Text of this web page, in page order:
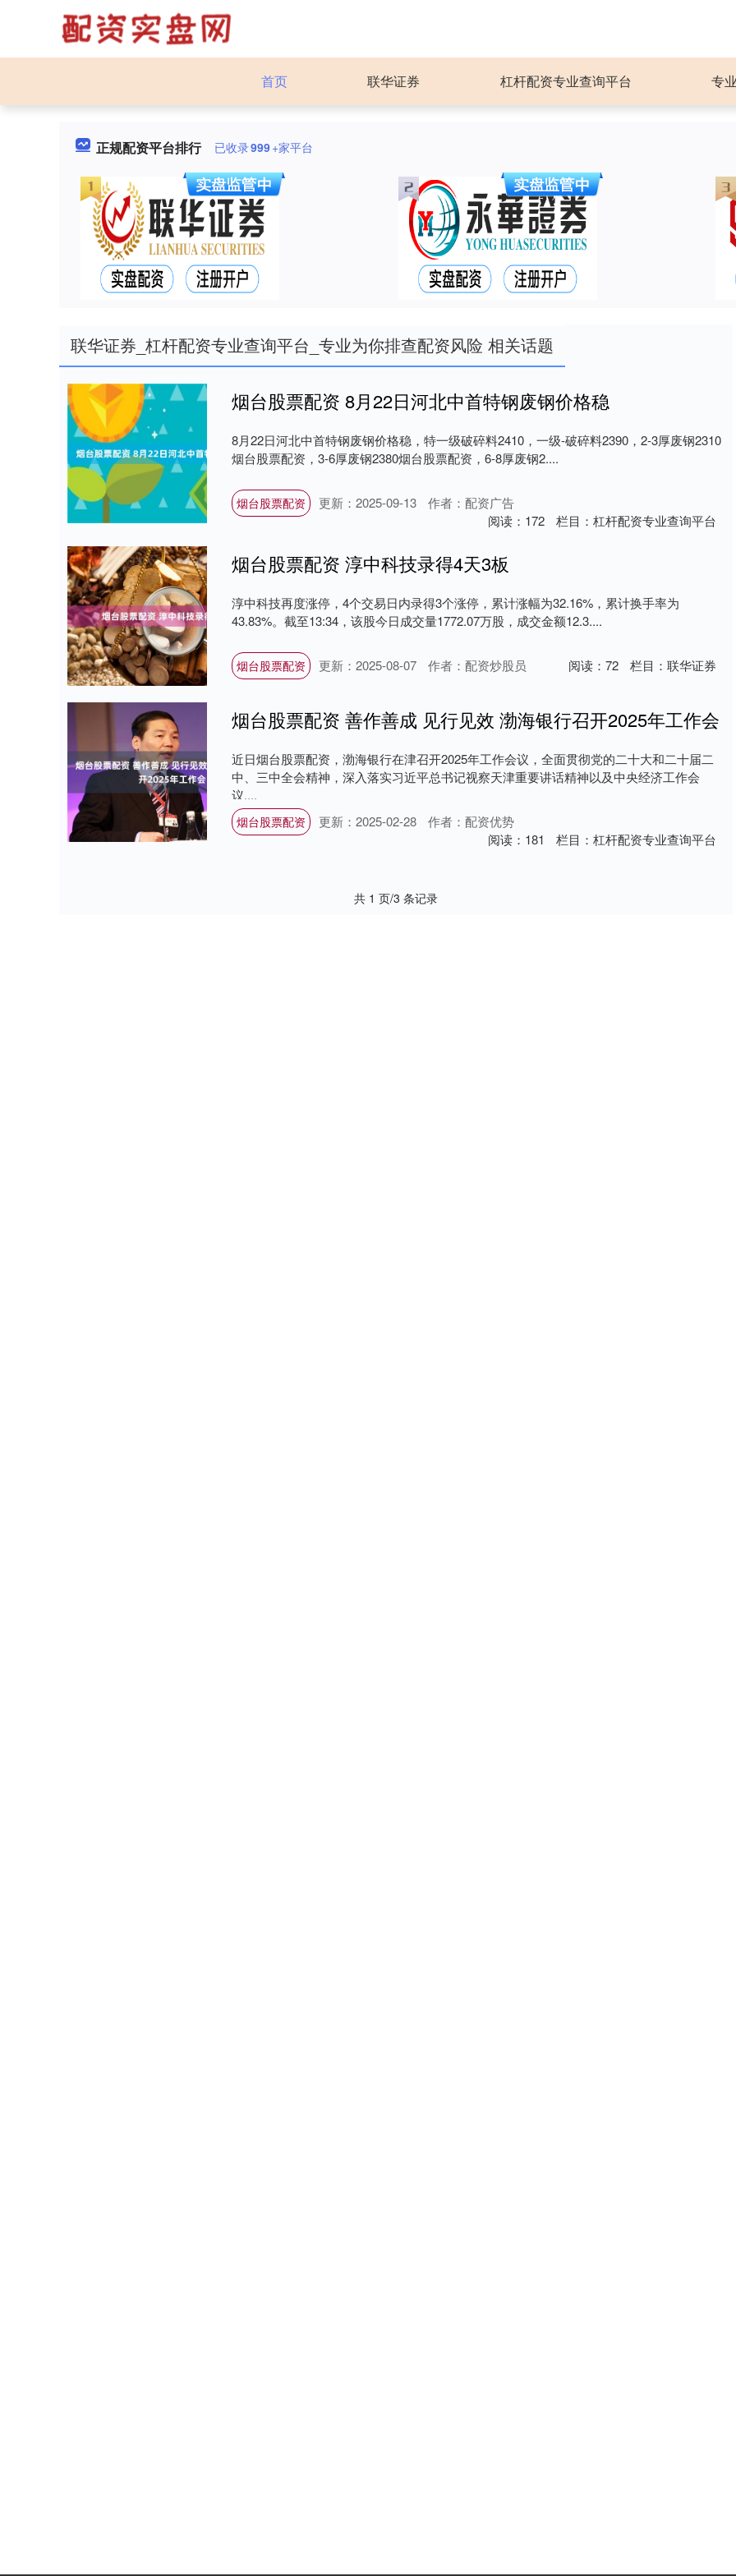
首页 联华证券 杠杆配资专业查询平台 专
正规配资平台排行 已收录999+家平台
联华证券_杠杆配资专业查询平台_专业为你排查配资风险 相关话题
烟台股票配资 8月22日河北中首特钢废钢价格稳
8月22日河北中首特钢废钢价格稳，特一级破碎料2410，一级-破碎料2390，2-3厚废钢2310
烟台股票配资，3-6厚废钢2380烟台股票配资，6-8厚废钢2....
烟台股票配资 更新：2025-09-13
作者：配资广告
阅读： 172 栏目： 杠杆配资专业查询平台
烟台股票配资 淳中科技录得4天3板
淳中科技再度涨停，4个交易日内录得3个涨停，累计涨幅为32.16%，累计换手率为
43.83%。截至13:34，该股今日成交量1772.07万股，成交金额12.3....
烟台股票配资 更新：2025-08-07 作者：配资炒股员 阅读： 72 栏目： 联华证券
烟台股票配资 善作善成 见行见效 渤海银行召开2025年工作会
近日烟台股票配资，渤海银行在津召开2025年工作会议，全面贯彻党的二十大和二十届二
中、三中全会精神，深入落实习近平总书记视察天津重要讲话精神以及中央经济工作会
议....
烟台股票配资 更新：2025-02-28
作者：配资优势
阅读： 181 栏目： 杠杆配资专业查询平台
共 1 页/3 条记录